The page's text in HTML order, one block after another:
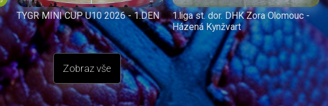
TYGR MINI CUP U10 2026 - 1.DEN
1.liga st. dor. DHK Zora Olomouc -
Házená Kynžvart
Zobraz vše